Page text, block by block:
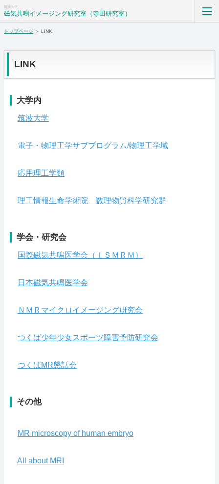
筑波大学
磁気共鳴イメージング研究室（寺田研究室）
トップページ
アクセス
ホーム
RSS購読
トップページ ＞ LINK
LINK
大学内
筑波大学
電子・物理工学サブプログラム/物理工学域
応用理工学類
理工情報生命学術院 数理物質科学研究群
学会・研究会
国際磁気共鳴医学会（ＩＳＭＲＭ）
日本磁気共鳴医学会
ＮＭＲマイクロイメージング研究会
つくば少年少女スポーツ障害予防研究会
つくばMR懇話会
その他
MR microscopy of human embryo
All about MRI